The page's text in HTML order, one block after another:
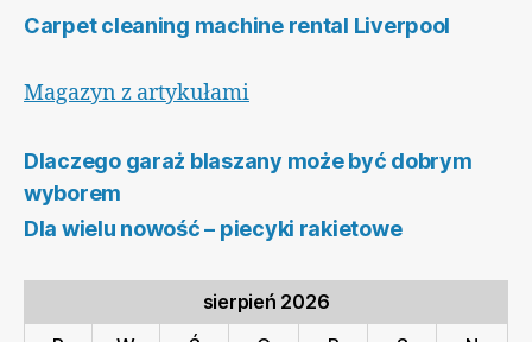
Carpet cleaning machine rental Liverpool
Magazyn z artykułami
Dlaczego garaż blaszany może być dobrym
wyborem
Dla wielu nowość – piecyki rakietowe
sierpień 2026